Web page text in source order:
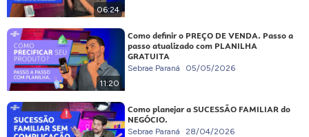
06:24
11:20
Como definir o PREÇO DE VENDA. Passo a
passo atualizado com PLANILHA
GRATUITA
Sebrae Paraná 05/05/2026
Como planejar a SUCESSÃO FAMILIAR do
NEGÓCIO.
Sebrae Paraná 28/04/2026